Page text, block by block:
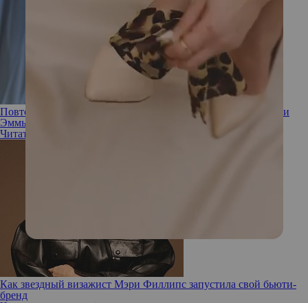
Повторяем макияж от визажиста Зои Кравиц, Хейли Бибер и
Эммы Стоун
Читать полностью
Как звездный визажист Мэри Филлипс запустила свой бьюти-
бренд